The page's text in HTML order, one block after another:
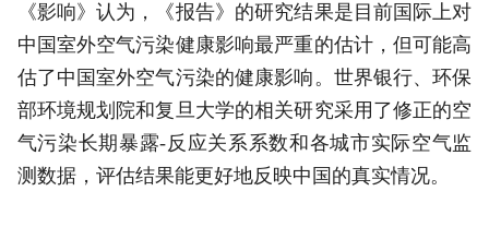
《影响》认为，《报告》的研究结果是目前国际上对
中国室外空气污染健康影响最严重的估计，但可能高
估了中国室外空气污染的健康影响。世界银行、环保
部环境规划院和复旦大学的相关研究采用了修正的空
气污染长期暴露-反应关系系数和各城市实际空气监
测数据，评估结果能更好地反映中国的真实情况。